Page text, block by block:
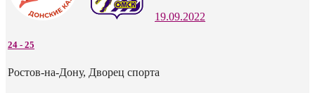
19.09.2022
24 - 25
Ростов-на-Дону, Дворец спорта